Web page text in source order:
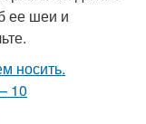
ее шеи и